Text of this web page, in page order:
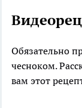
Обязательно
чесноком.
вам этот